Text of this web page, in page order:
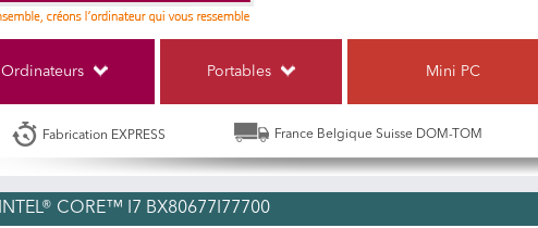
Ordinateurs Portables Mini PC
Fabrication EXPRESS France Belgique Suisse DOM-TOM
INTEL® CORE™ I7 BX80677I77700